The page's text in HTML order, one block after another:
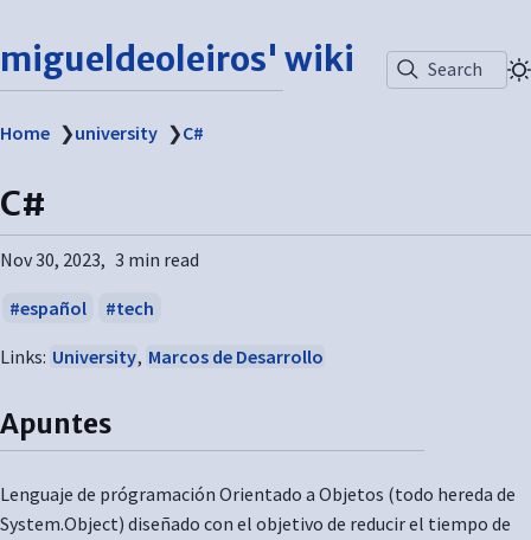
migueldeoleiros' wiki Search
Home ❯university ❯C#
C#
Nov 30, 2023 3 min read
español tech
Links: University, Marcos de Desarrollo
Apuntes
Lenguaje de prógramación Orientado a Objetos (todo hereda de
System.Object) diseñado con el objetivo de reducir el tiempo de